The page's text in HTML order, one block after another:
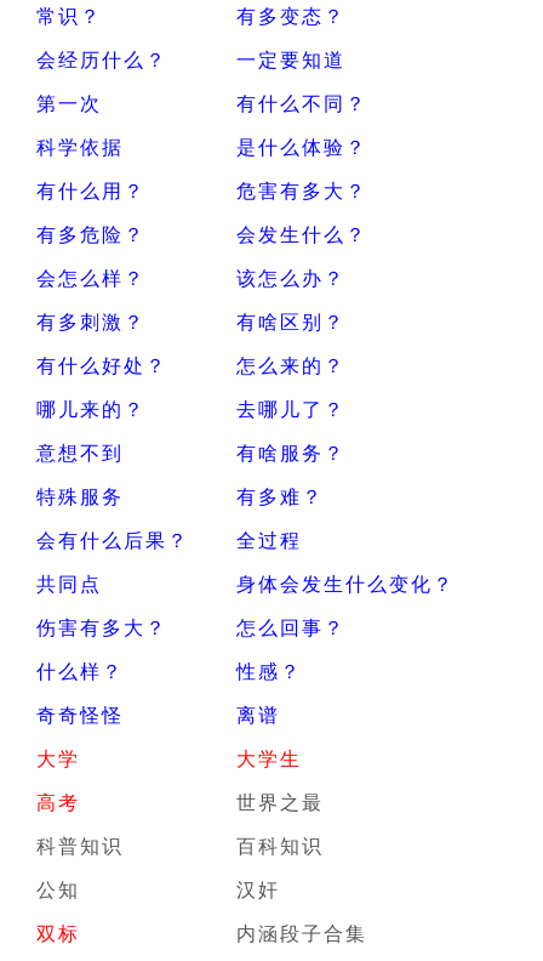
常识？
有多变态？
会经历什么？
一定要知道
第一次
有什么不同？
科学依据
是什么体验？
有什么用？
危害有多大？
有多危险？
会发生什么？
会怎么样？
该怎么办？
有多刺激？
有啥区别？
有什么好处？
怎么来的？
哪儿来的？
去哪儿了？
意想不到
有啥服务？
特殊服务
有多难？
会有什么后果？
全过程
共同点
身体会发生什么变化？
伤害有多大？
怎么回事？
什么样？
性感？
奇奇怪怪
离谱
大学
大学生
高考
世界之最
科普知识
百科知识
公知
汉奸
双标
内涵段子合集